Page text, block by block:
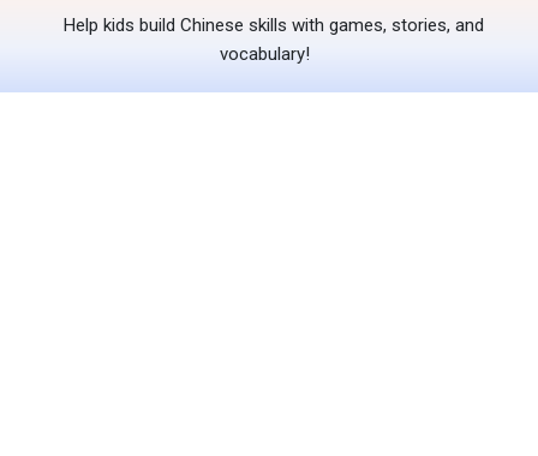
Help kids build Chinese skills with games, stories, and
vocabulary!